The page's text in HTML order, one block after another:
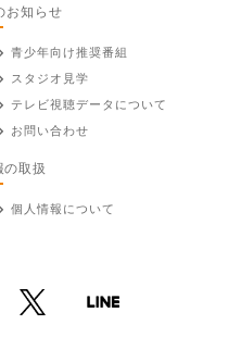
お知らせ
青少年向け推奨番組
スタジオ見学
テレビ視聴データについて
お問い合わせ
の取扱
個人情報について